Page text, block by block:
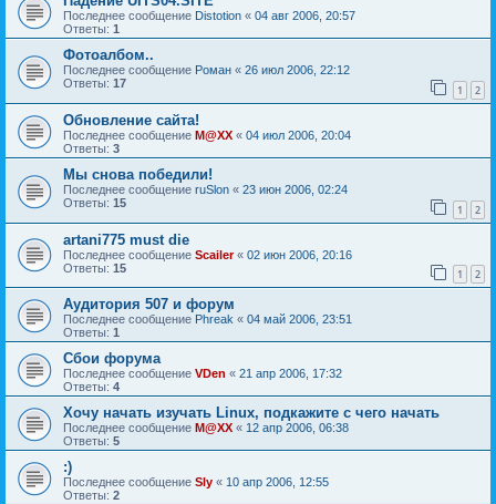
Последнее сообщение Distotion « 04 авг 2006, 20:57
Ответы: 1
Фотоалбом..
Последнее сообщение Роман « 26 июл 2006, 22:12
Ответы: 17 1 2
Обновление сайта!
Последнее сообщение M@XX « 04 июл 2006, 20:04
Ответы: 3
Мы снова победили!
Последнее сообщение ruSlon « 23 июн 2006, 02:24
Ответы: 15 1 2
artani775 must die
Последнее сообщение Scailer« 02 июн 2006, 20:16
Ответы: 15 1 2
Аудитория 507 и форум
Последнее сообщение Phreak « 04 май 2006, 23:51
Ответы: 1
Сбои форума
Последнее сообщение VDen « 21 апр 2006, 17:32
Ответы: 4
Хочу начать изучать Linux, подкажите с чего начать
Последнее сообщение M@XX « 12 апр 2006, 06:38
Ответы: 5
:)
Последнее сообщение Sly « 10 апр 2006, 12:55
Ответы: 2